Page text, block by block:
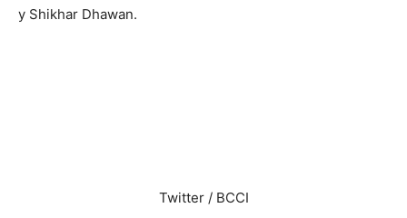
y Shikhar Dhawan.
de críquet más buscado, y que India, el equipo de cricket